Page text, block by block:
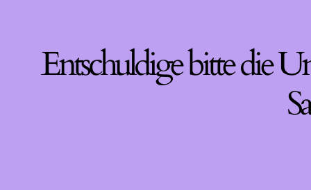
Entschuldige bitte die